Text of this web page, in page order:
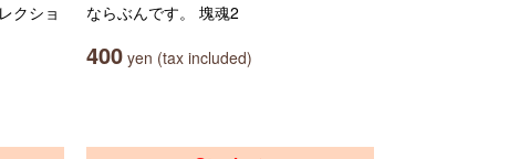
クショ
ならぶんです。 塊魂2
400 yen (tax included)